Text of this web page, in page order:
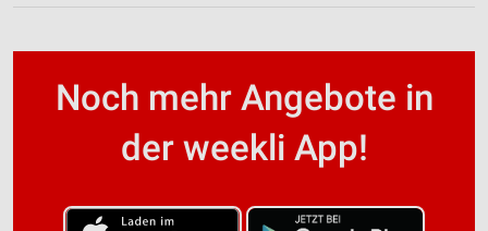
Noch mehr Angebote in
der weekli App!